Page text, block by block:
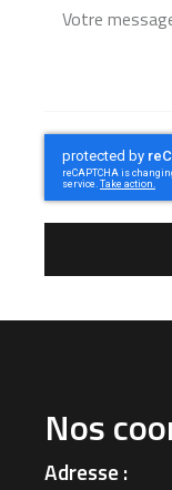
Nos
Adresse :